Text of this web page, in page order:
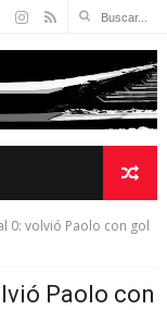
0: volvió Paolo con gol
Paolo con